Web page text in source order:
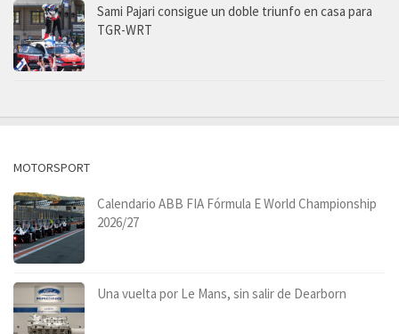
Sami Pajari consigue un doble triunfo en casa para
TGR-WRT
MOTORSPORT
Calendario ABB FIA Fórmula E World Championship
2026/27
Una vuelta por Le Mans, sin salir de Dearborn